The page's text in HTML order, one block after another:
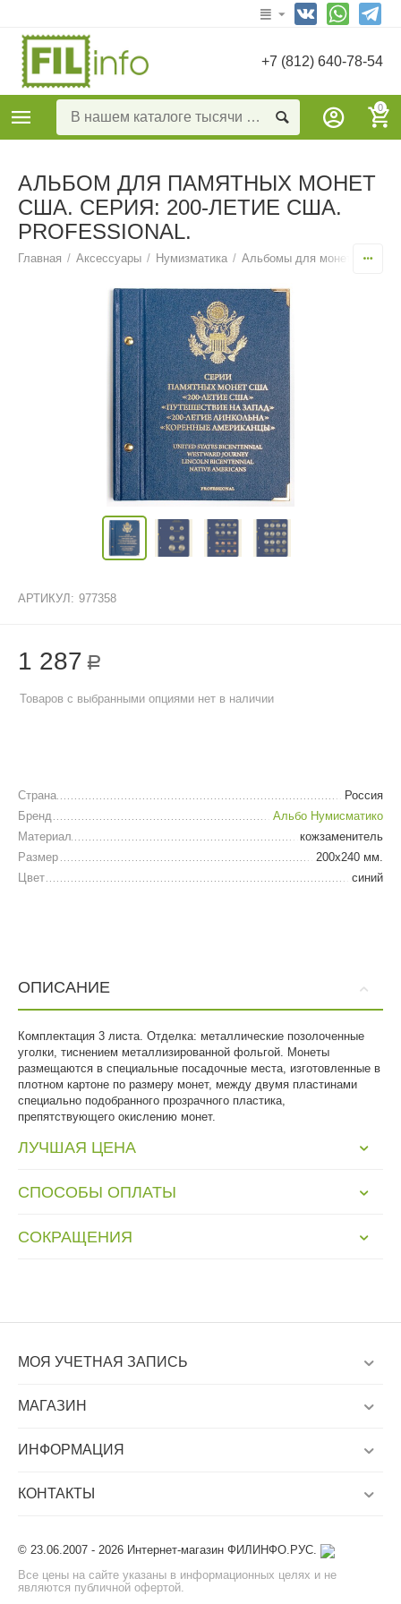
+7 (812) 640-78-54
0
АЛЬБОМ ДЛЯ ПАМЯТНЫХ МОНЕТ
США. СЕРИЯ: 200-ЛЕТИЕ США.
PROFESSIONAL.
Главная / Аксессуары / Нумизматика / Альбомы для монет
АРТИКУЛ: 977358
1 287 Р
Товаров с выбранными опциями нет в наличии
Страна
Россия
Бренд
Альбо Нумисматико
Материал
кожзаменитель
Размер
200х240 мм.
Цвет
синий
ОПИСАНИЕ
Комплектация 3 листа. Отделка: металлические позолоченные
уголки, тиснением металлизированной фольгой. Монеты
размещаются в специальные посадочные места, изготовленные в
плотном картоне по размеру монет, между двумя пластинами
специально подобранного прозрачного пластика,
препятствующего окислению монет.
ЛУЧШАЯ ЦЕНА
СПОСОБЫ ОПЛАТЫ
СОКРАЩЕНИЯ
МОЯ УЧЕТНАЯ ЗАПИСЬ
МАГАЗИН
ИНФОРМАЦИЯ
КОНТАКТЫ
© 23.06.2007 - 2026 Интернет-магазин ФИЛИНФО.РУС.
Все цены на сайте указаны в информационных целях и не
являются публичной офертой.